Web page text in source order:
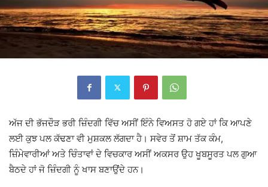
ਅੱਜ ਦੀ ਭੱਜਦੌੜ ਭਰੀ ਜ਼ਿੰਦਗੀ ਵਿੱਚ ਅਸੀਂ ਇੰਨੇ ਵਿਅਸਤ ਹੋ ਗਏ ਹਾਂ ਕਿ ਆਪਣੇ
ਲਈ ਕੁਝ ਪਲ ਕੱਢਣਾ ਵੀ ਮੁਸ਼ਕਲ ਲੱਗਦਾ ਹੈ। ਸਵੇਰ ਤੋਂ ਸ਼ਾਮ ਤੱਕ ਕੰਮ,
ਜ਼ਿੰਮੇਵਾਰੀਆਂ ਅਤੇ ਚਿੰਤਾਵਾਂ ਦੇ ਵਿਚਕਾਰ ਅਸੀਂ ਅਕਸਰ ਉਹ ਖੂਬਸੂਰਤ ਪਲ ਗੁਆ
ਬੈਠਦੇ ਹਾਂ ਜੋ ਜ਼ਿੰਦਗੀ ਨੂੰ ਖਾਸ ਬਣਾਉਂਦੇ ਹਨ।